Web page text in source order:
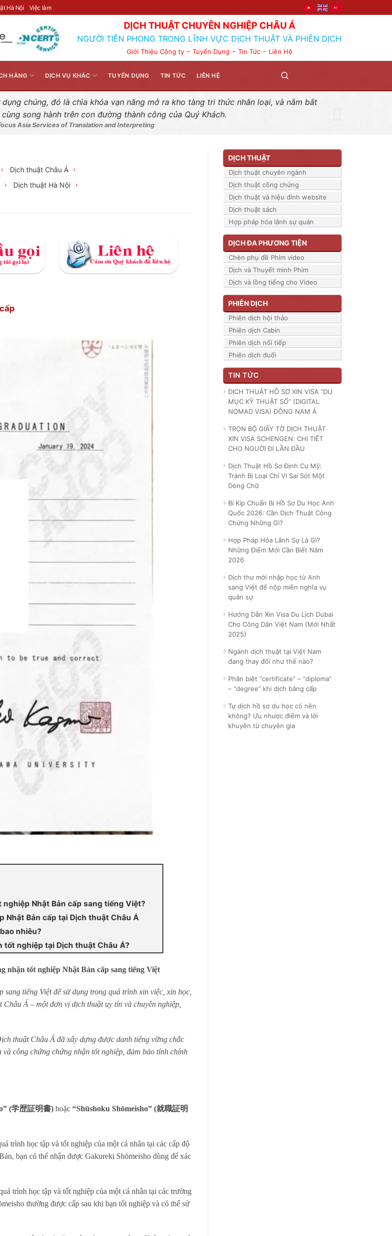
Hà Nội Việc làm
DỊCH THUẬT CHUYÊN NGHIỆP CHÂU Á
NGƯỜI TIÊN PHONG TRONG LĨNH VỰC DỊCH THUẬT VÀ PHIÊN DỊCH
Giới Thiệu Công ty- Tuyển Dụng - Tin Tức- Liên Hệ
HÀNG DỊCH VỤ KHÁC TUYỂN DỤNG TIN TỨC LIÊN HỆ
chúng, đó là chìa khóa vạn năng mở ra kho tàng tri thức nhân loại, và nắm bắt
song hành trên con đường thành công của Quý Khách.
Asia Services of Translation and Interpreting
Dịch thuật Châu Á
Dịch thuật Hà Nội
Nhật Bản cấp sang tiếng Việt?
Bản cấp tại Dịch thuật Châu Á
nhiêu?
nghiệp tại Dịch thuật Châu Á?
tốt nghiệp Nhật Bản cấp sang tiếng Việt
tiếng Việt để sử dụng trong quá trình xin việc, xin học,
Á – một đơn vị dịch thuật uy tín và chuyên nghiệp,
thuật Châu Á đã xây dựng được danh tiếng vững chắc
công chứng chứng nhận tốt nghiệp, đảm bảo tính chính
(学歴証明書) hoặc “Shūshoku Shōmeisho” (就職証明
trình học tập và tốt nghiệp của một cá nhân tại các cấp độ
bạn có thể nhận được Gakureki Shōmeisho dùng để xác
trình học tập và tốt nghiệp của một cá nhân tại các trường
thường được cấp sau khi bạn tốt nghiệp và có thể sử
DỊCH THUẬT
Dịch thuật chuyên ngành
Dịch thuật công chứng
Dịch thuật và hiệu đính website
Dịch thuật sách
Hợp pháp hóa lãnh sự quán
DỊCH ĐA PHƯƠNG TIỆN
Chèn phụ đề Phim video
Dịch và Thuyết minh Phim
Dịch và lồng tiếng cho Video
PHIÊN DỊCH
Phiên dịch hội thảo
Phiên dịch Cabin
Phiên dịch nối tiếp
Phiên dịch đuổi
TIN TỨC
DỊCH THUẬT HỒ SƠ XIN VISA “DU
MỤC KỸ THUẬT SỐ” (DIGITAL
NOMAD VISA) ĐÔNG NAM Á
TRỌN BỘ GIẤY TỜ DỊCH THUẬT
XIN VISA SCHENGEN: CHI TIẾT
CHO NGUỜI ĐI LẦN ĐẦU
Dịch Thuật Hồ Sơ Định Cư Mỹ:
Tránh Bị Loại Chỉ Vì Sai Sót Một
Dòng Chữ
Bí Kíp Chuẩn Bị Hồ Sơ Du Học Anh
Quốc 2026: Cần Dịch Thuật Công
Chứng Những Gì?
Hợp Pháp Hóa Lãnh Sự Là Gì?
Những Điểm Mới Cần Biết Năm
2026
Dịch thư mời nhập học từ Anh
sang Việt để nộp miễn nghĩa vụ
quân sự
Hướng Dẫn Xin Visa Du Lịch Dubai
Cho Công Dân Việt Nam (Mới Nhất
2025)
Ngành dịch thuật tại Việt Nam
đang thay đổi như thế nào?
Phân biệt “certificate” – “diploma”
– “degree” khi dịch bằng cấp
Tự dịch hồ sơ du học có nên
không? Ưu nhược điểm và lời
khuyên từ chuyên gia
Liên hệ nhanh